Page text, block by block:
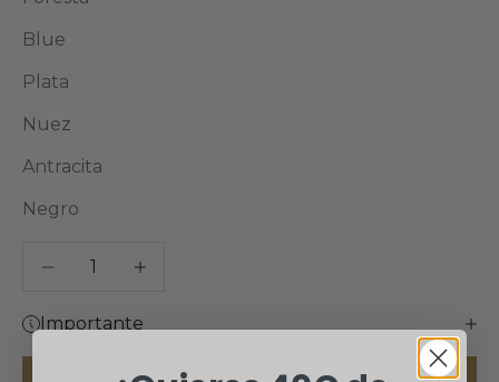
Blue
Plata
Nuez
Antracita
Negro
Reducir cantidad
Importante